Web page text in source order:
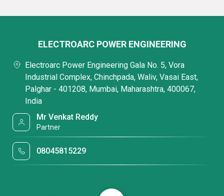
ELECTROARC POWER ENGINEERING
Electroarc Power Engineering Gala No. 5, Vora
Industrial Complex, Chinchpada, Waliv, Vasai East,
Palghar - 401208, Mumbai, Maharashtra, 400067,
India
Mr Venkat Reddy
Partner
08045815229